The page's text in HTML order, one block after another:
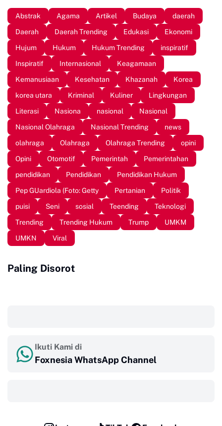
Abstrak Agama Artikel Budaya
daerah
Daerah
Daerah Trending Edukasi
Ekonomi
Hujum
Hukum Hukum Trending
inspiratif
Inspiratif
Internasional
Keagamaan
Kemanusiaan
Kesehatan Khazanah
Korea
korea utara
Kriminal Kuliner
Lingkungan
Literasi
Nasiona nasional
Nasional
Nasional Olahraga
Nasional Trending
news
olahraga
Olahraga Olahraga Trending
opini
Opini
Otomotif Pemerintah
Pemerintahan
pendidikan
Pendidikan
Pendidikan Hukum
Pep GUardiola (Foto: Getty
Pertanian
Politik
puisi
Seni sosial Teending
Teknologi
Trending
Trending Hukum Trump
UMKM
UMKN
Viral
Paling Disorot
Ikuti Kami di
Foxnesia WhatsApp Channel